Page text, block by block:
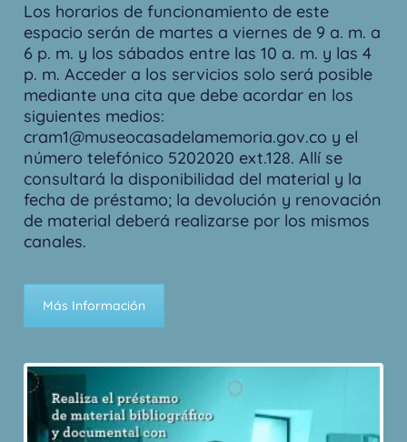
Los horarios de funcionamiento de este
espacio serán de martes a viernes de 9 a. m. a
6 p. m. y los sábados entre las 10 a. m. y las 4
p. m. Acceder a los servicios solo será posible
mediante una cita que debe acordar en los
siguientes medios:
cram1@museocasadelamemoria.gov.co y el
número telefónico 5202020 ext.128. Allí se
consultará la disponibilidad del material y la
fecha de préstamo; la devolución y renovación
de material deberá realizarse por los mismos
canales.
Más Información